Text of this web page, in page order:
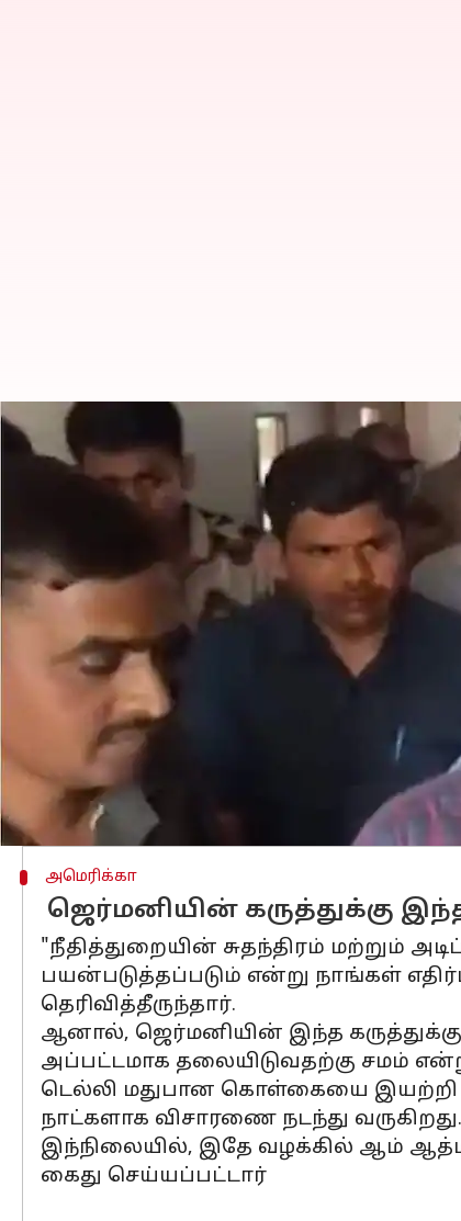
"நியாயமான
அமெரிக்கா கருத்து
Sindhuja SM 04:55 pm
செய்தி முன்னோட்டம்
அரவிந்த் கெஜ்ரிவாலின்
டெல்லிமுதல்வரும் எதிர்க்கட்சித்
நேரத்தில் விசாரணையை" நடத்த
அமெரிக்க வெளியுறவுத்துறை
டெல்லி மதுபானக் கொள்கை வழக்கில்
நாட்களுக்கு முன் கருத்து
குற்றச்சாட்டை எதிர்கொள்ளும் மற்ற
அமெரிக்கா
ஜெர்மனியின் கருத்துக்கு
"நீதித்துறையின் சுதந்திரம் மற்றும்
பயன்படுத்தப்படும் என்று நாங்கள்
தெரிவித்தீருந்தார்.
ஆனால், ஜெர்மனியின் இந்த
அப்பட்டமாக தலையிடுவதற்கு சமம் என்று
டெல்லி மதுபான கொள்கையை இயற்றி
நாட்களாக விசாரணை நடந்து வருகிறது.
இந்நிலையில், இதே வழக்கில் ஆம்
கைது செய்யப்பட்டார்